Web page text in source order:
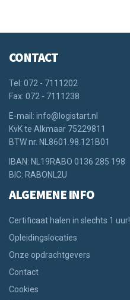
CONTACT
Tel: 072 - 7111202
Fax: 072 - 7111238
E-mail: info@logistart.nl
KvK te Alkmaar 75229811
BTW nr. NL8601.98.121B01
IBAN: NL19RABO 0136 285 198
BIC: RABONL2U
ALGEMENE INFO
Certificaat halen in slechts 1 uur!
Opleidingslocaties
Onze opdrachtgevers
Contact
Cookies